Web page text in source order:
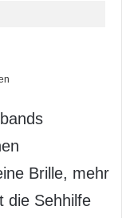
Brille, mehr
die Sehhilfe